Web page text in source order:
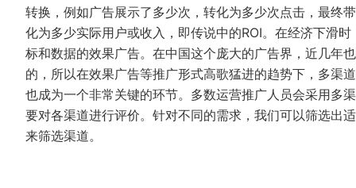
转换，例如广告展示了多少次，转化为多少次点击，最终
化为多少实际用户或收入，即传说中的ROI。在经济下滑
标和数据的效果广告。在中国这个庞大的广告界，近几年
的，所以在效果广告等推广形式高歌猛进的趋势下，多渠
也成为一个非常关键的环节。多数运营推广人员会采用多
要对各渠道进行评价。针对不同的需求，我们可以筛选出
来筛选渠道。